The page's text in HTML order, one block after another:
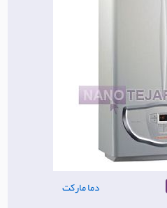
دما مارکت